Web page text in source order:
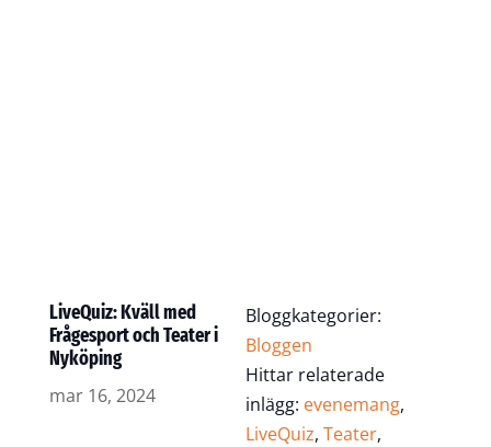
LiveQuiz: Kväll med
Frågesport och Teater i
Nyköping
mar 16, 2024
Bloggkategorier:
Bloggen
Hittar relaterade
inlägg: evenemang,
LiveQuiz, Teater,